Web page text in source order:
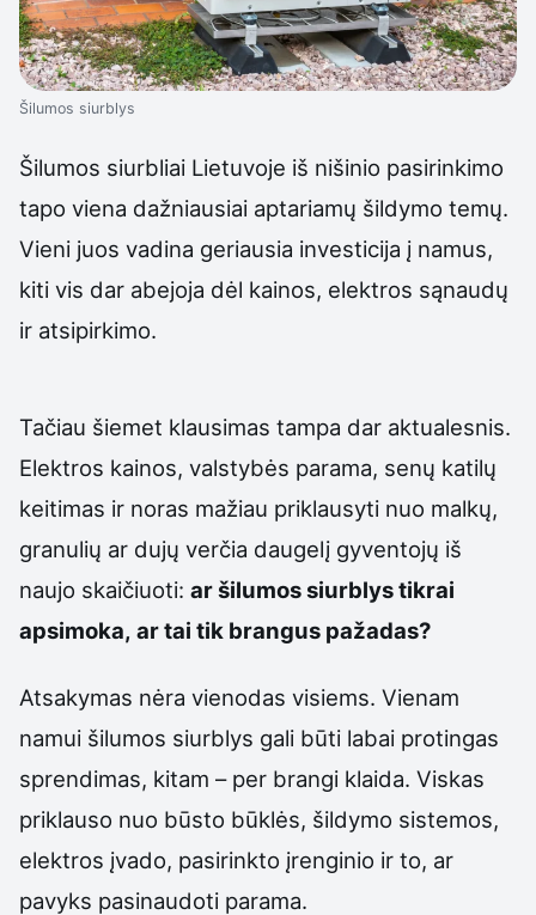
Šilumos siurblys
Šilumos siurbliai Lietuvoje iš nišinio pasirinkimo
tapo viena dažniausiai aptariamų šildymo temų.
Vieni juos vadina geriausia investicija į namus,
kiti vis dar abejoja dėl kainos, elektros sąnaudų
ir atsipirkimo.
Tačiau šiemet klausimas tampa dar aktualesnis.
Elektros kainos, valstybės parama, senų katilų
keitimas ir noras mažiau priklausyti nuo malkų,
granulių ar dujų verčia daugelį gyventojų iš
naujo skaičiuoti: ar šilumos siurblys tikrai
apsimoka, ar tai tik brangus pažadas?
Atsakymas nėra vienodas visiems. Vienam
namui šilumos siurblys gali būti labai protingas
sprendimas, kitam – per brangi klaida. Viskas
priklauso nuo būsto būklės, šildymo sistemos,
elektros įvado, pasirinkto įrenginio ir to, ar
pavyks pasinaudoti parama.